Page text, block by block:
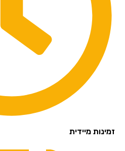
זמינות מיידית